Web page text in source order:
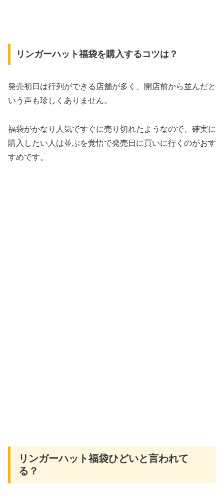
リンガーハット福袋を購入するコツは？
発売初日は行列ができる店舗が多く、開店前から並んだと
いう声も珍しくありません。
福袋がかなり人気ですぐに売り切れたようなので、確実に
購入したい人は並ぶを覚悟で発売日に買いに行くのがおす
すめです。
リンガーハット福袋ひどいと言われて
る？